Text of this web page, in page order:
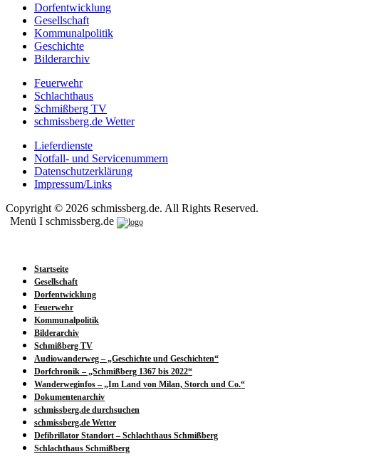
Dorfentwicklung
Gesellschaft
Kommunalpolitik
Geschichte
Bilderarchiv
Feuerwehr
Schlachthaus
Schmißberg TV
schmissberg.de Wetter
Lieferdienste
Notfall- und Servicenummern
Datenschutzerklärung
Impressum/Links
Copyright © 2026 schmissberg.de. All Rights Reserved.
Menü I schmissberg.de
Startseite
Gesellschaft
Dorfentwicklung
Feuerwehr
Kommunalpolitik
Bilderarchiv
Schmißberg TV
Audiowanderweg – „Geschichte und Geschichten“
Dorfchronik – „Schmißberg 1367 bis 2022“
Wanderweginfos – „Im Land von Milan, Storch und Co.“
Dokumentenarchiv
schmissberg.de durchsuchen
schmissberg.de Wetter
Defibrillator Standort – Schlachthaus Schmißberg
Schlachthaus Schmißberg